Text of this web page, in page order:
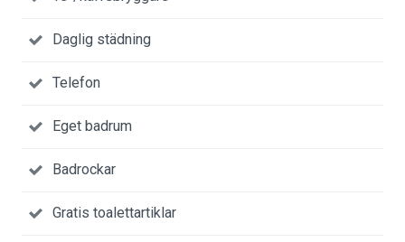
Daglig städning
Telefon
Eget badrum
Badrockar
Gratis toalettartiklar